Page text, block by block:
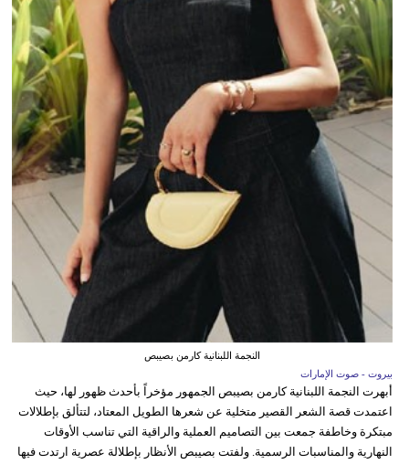
النجمة اللبنانية كارمن بصيبص
بيروت - صوت الإمارات
أبهرت النجمة اللبنانية كارمن بصيبص الجمهور مؤخراً بأحدث ظهور لها، حيث
اعتمدت قصة الشعر القصير متخلية عن شعرها الطويل المعتاد، لتتألق بإطلالات
مبتكرة وخاطفة جمعت بين التصاميم العملية والراقية التي تناسب الأوقات
النهارية والمناسبات الرسمية. ولفتت بصيبص الأنظار بإطلالة عصرية ارتدت فيها